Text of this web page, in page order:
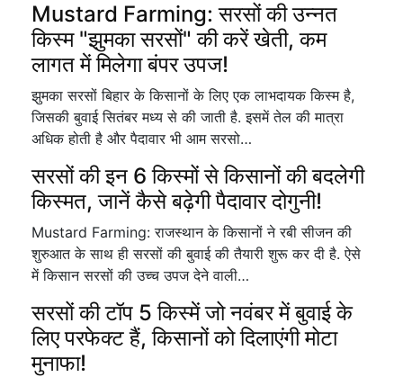
Mustard Farming: सरसों की उन्नत
किस्म "झुमका सरसों" की करें खेती, कम
लागत में मिलेगा बंपर उपज!
झुमका सरसों बिहार के किसानों के लिए एक लाभदायक किस्म है,
जिसकी बुवाई सितंबर मध्य से की जाती है. इसमें तेल की मात्रा
अधिक होती है और पैदावार भी आम सरसो…
सरसों की इन 6 किस्मों से किसानों की बदलेगी
किस्मत, जानें कैसे बढ़ेगी पैदावार दोगुनी!
Mustard Farming: राजस्थान के किसानों ने रबी सीजन की
शुरुआत के साथ ही सरसों की बुवाई की तैयारी शुरू कर दी है. ऐसे
में किसान सरसों की उच्च उपज देने वाली…
सरसों की टॉप 5 किस्में जो नवंबर में बुवाई के
लिए परफेक्ट हैं, किसानों को दिलाएंगी मोटा
मुनाफा!